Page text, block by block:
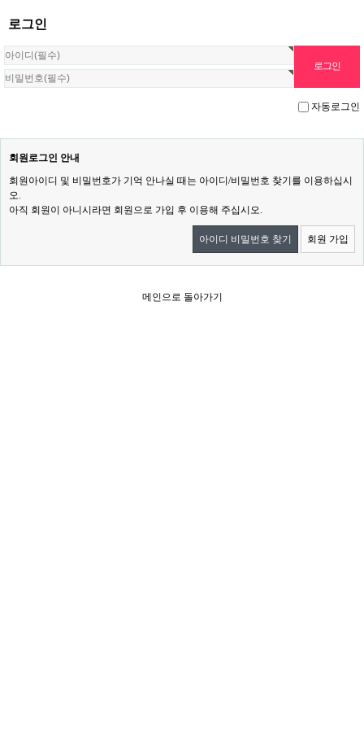
로그인
자동로그인
회원로그인 안내
회원아이디 및 비밀번호가 기억 안나실 때는 아이디/비밀번호 찾기를 이용하십시
오.
아직 회원이 아니시라면 회원으로 가입 후 이용해 주십시오.
아이디 비밀번호 찾기 회원 가입
메인으로 돌아가기